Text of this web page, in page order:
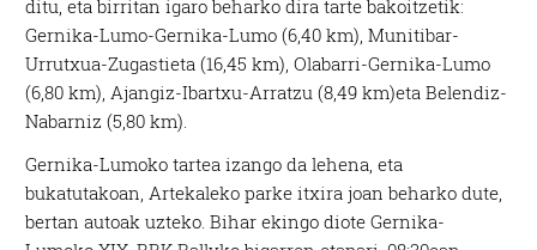
ditu, eta birritan igaro beharko dira tarte bakoitzetik:
Gernika-Lumo-Gernika-Lumo (6,40 km), Munitibar-
Urrutxua-Zugastieta (16,45 km), Olabarri-Gernika-Lumo
(6,80 km), Ajangiz-Ibartxu-Arratzu (8,49 km)eta Belendiz-
Nabarniz (5,80 km).
Gernika-Lumoko tartea izango da lehena, eta
bukatutakoan, Artekaleko parke itxira joan beharko dute,
bertan autoak uzteko. Bihar ekingo diote Gernika-